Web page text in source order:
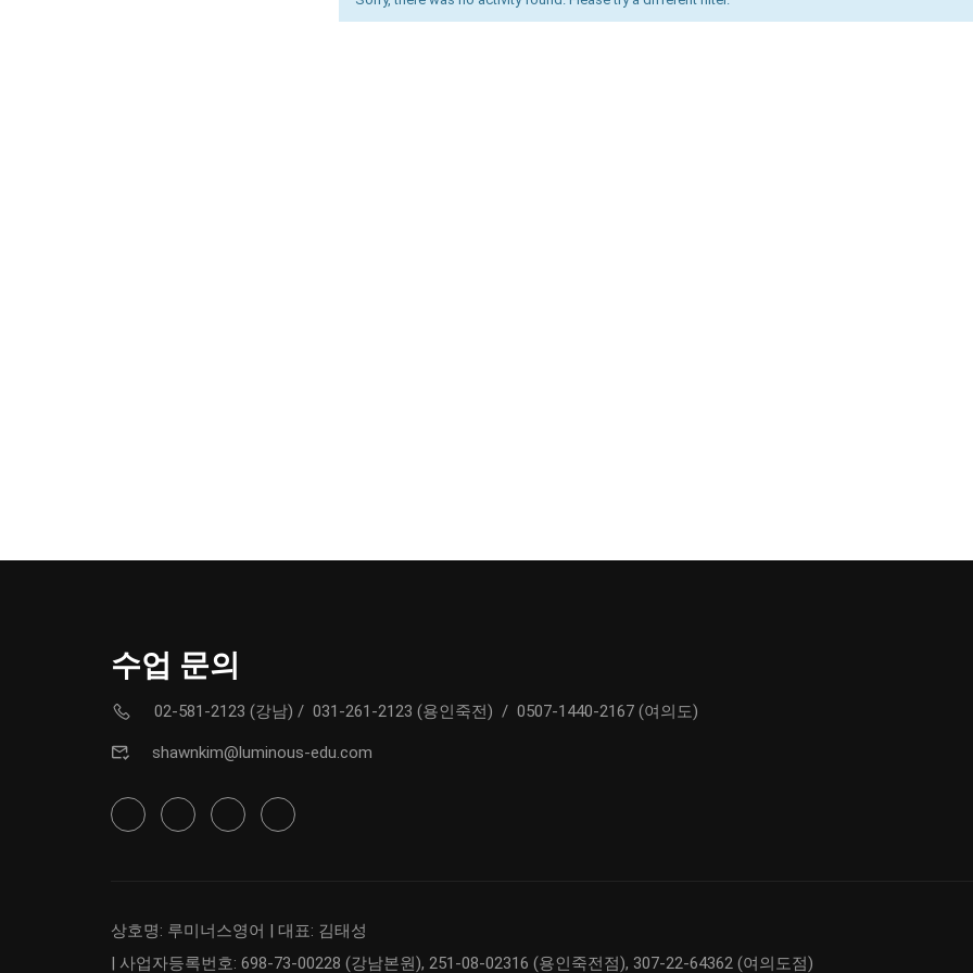
수업 문의
02-581-2123 (강남) / 031-261-2123 (용인죽전) / 0507-1440-2167 (여의도)
shawnkim@luminous-edu.com
상호명: 루미너스영어 | 대표: 김태성
| 사업자등록번호: 698-73-00228 (강남본원), 251-08-02316 (용인죽전점), 307-22-64362 (여의도점)